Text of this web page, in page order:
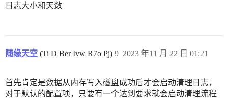
日志大小和天数
随缘天空 (Ti D Ber Ivw R7o Pj) 2023 年11 月 22 日 01:21
9
首先肯定是数据从内存写入磁盘成功后才会启动清理日志，
对于默认的配置项，只要有一个达到要求就会启动清理流程